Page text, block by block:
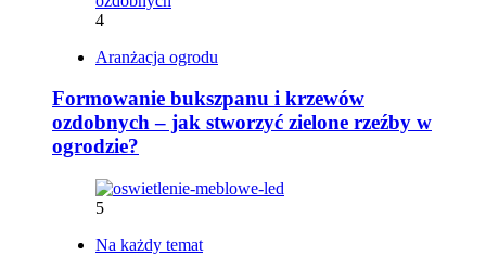
4
Aranżacja ogrodu
Formowanie bukszpanu i krzewów
ozdobnych – jak stworzyć zielone rzeźby w
ogrodzie?
5
Na każdy temat